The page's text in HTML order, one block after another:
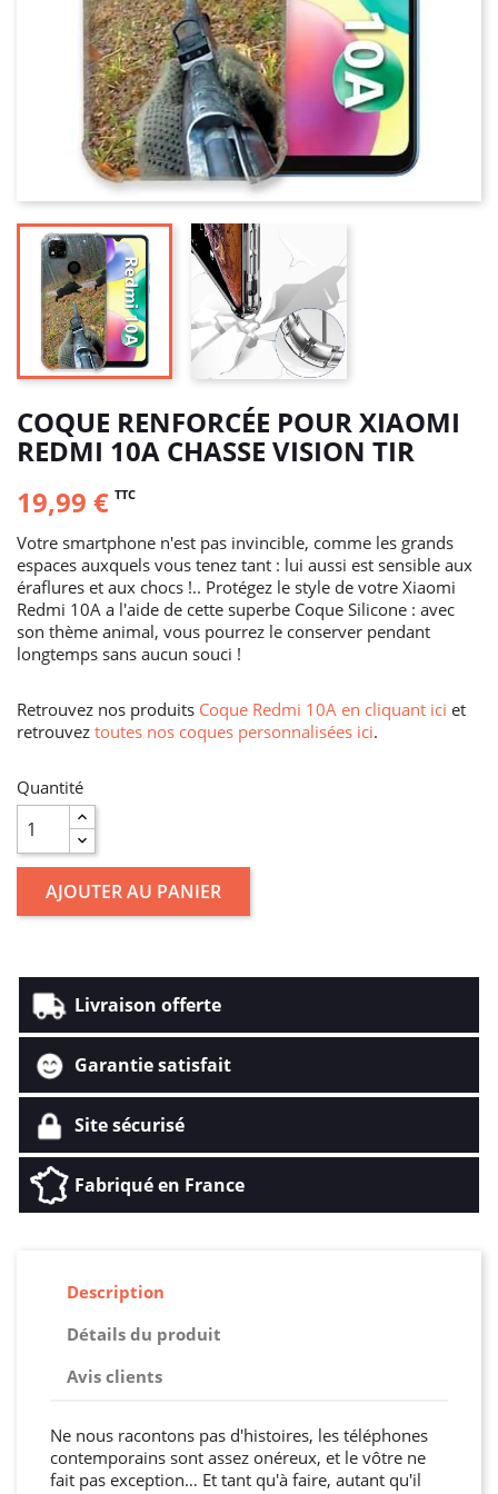
COQUE RENFORCÉE POUR XIAOMI
REDMI 10A CHASSE VISION TIR
19,99 € TTC
Votre smartphone n'est pas invincible, comme les grands
espaces auxquels vous tenez tant : lui aussi est sensible aux
éraflures et aux chocs !.. Protégez le style de votre Xiaomi
Redmi 10A a l'aide de cette superbe Coque Silicone : avec
son thème animal, vous pourrez le conserver pendant
longtemps sans aucun souci !
Retrouvez nos produits Coque Redmi 10A en cliquant ici et
retrouvez toutes nos coques personnalisées ici.
Quantité
AJOUTER AU PANIER
Livraison offerte
Garantie satisfait
Site sécurisé
Fabriqué en France
Description
Détails du produit
Avis clients
Ne nous racontons pas d'histoires, les téléphones
contemporains sont assez onéreux, et le vôtre ne
fait pas exception… Et tant qu'à faire, autant qu'il